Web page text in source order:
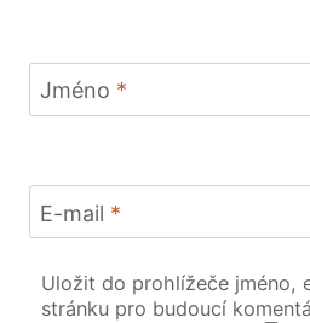
Jméno *
E-mail *
Uložit do prohlížeče jméno,
stránku pro budoucí